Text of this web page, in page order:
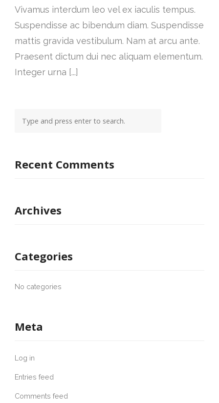
Vivamus interdum leo vel ex iaculis tempus.
Suspendisse ac bibendum diam. Suspendisse
mattis gravida vestibulum. Nam at arcu ante.
Praesent dictum dui nec aliquam elementum.
Integer urna [...]
Recent Comments
Archives
Categories
No categories
Meta
Log in
Entries feed
Comments feed